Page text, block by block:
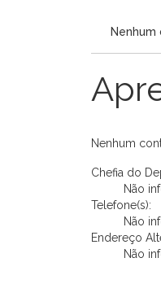
Nenhum
Chefia do
Não
Telefone(s):
Não
Endereço
Não